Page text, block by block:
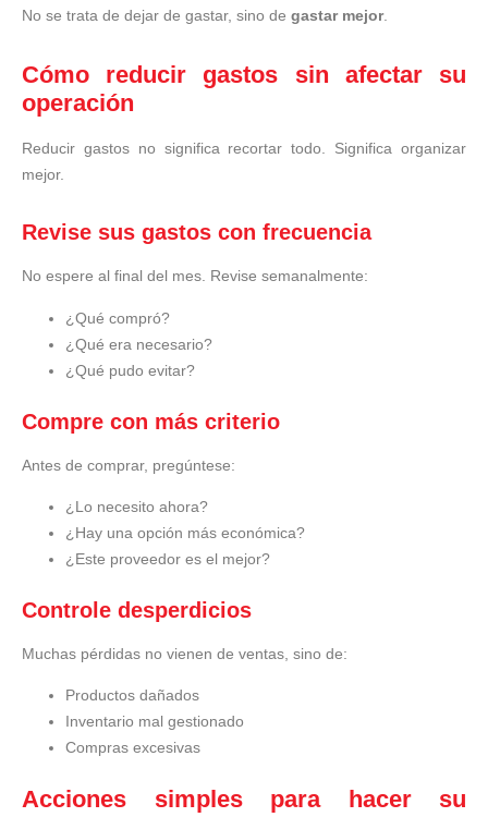
No se trata de dejar de gastar, sino de gastar mejor.
Cómo reducir gastos sin afectar su
operación
Reducir gastos no significa recortar todo. Significa organizar
mejor.
Revise sus gastos con frecuencia
No espere al final del mes. Revise semanalmente:
¿Qué compró?
¿Qué era necesario?
¿Qué pudo evitar?
Compre con más criterio
Antes de comprar, pregúntese:
¿Lo necesito ahora?
¿Hay una opción más económica?
¿Este proveedor es el mejor?
Controle desperdicios
Muchas pérdidas no vienen de ventas, sino de:
Productos dañados
Inventario mal gestionado
Compras excesivas
Acciones simples para hacer su